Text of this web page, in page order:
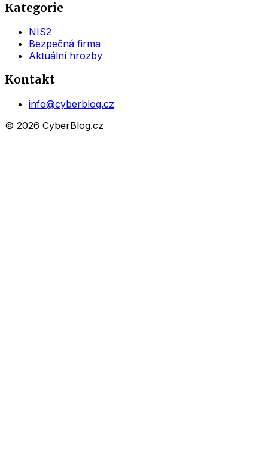
Kategorie
NIS2
Bezpečná firma
Aktuální hrozby
Kontakt
info@cyberblog.cz
© 2026 CyberBlog.cz